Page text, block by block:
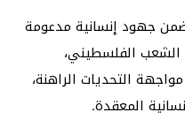
جهود إنسانية مدعومة
الشعب الفلسطيني،
التحديات الراهنة،
المعقدة.